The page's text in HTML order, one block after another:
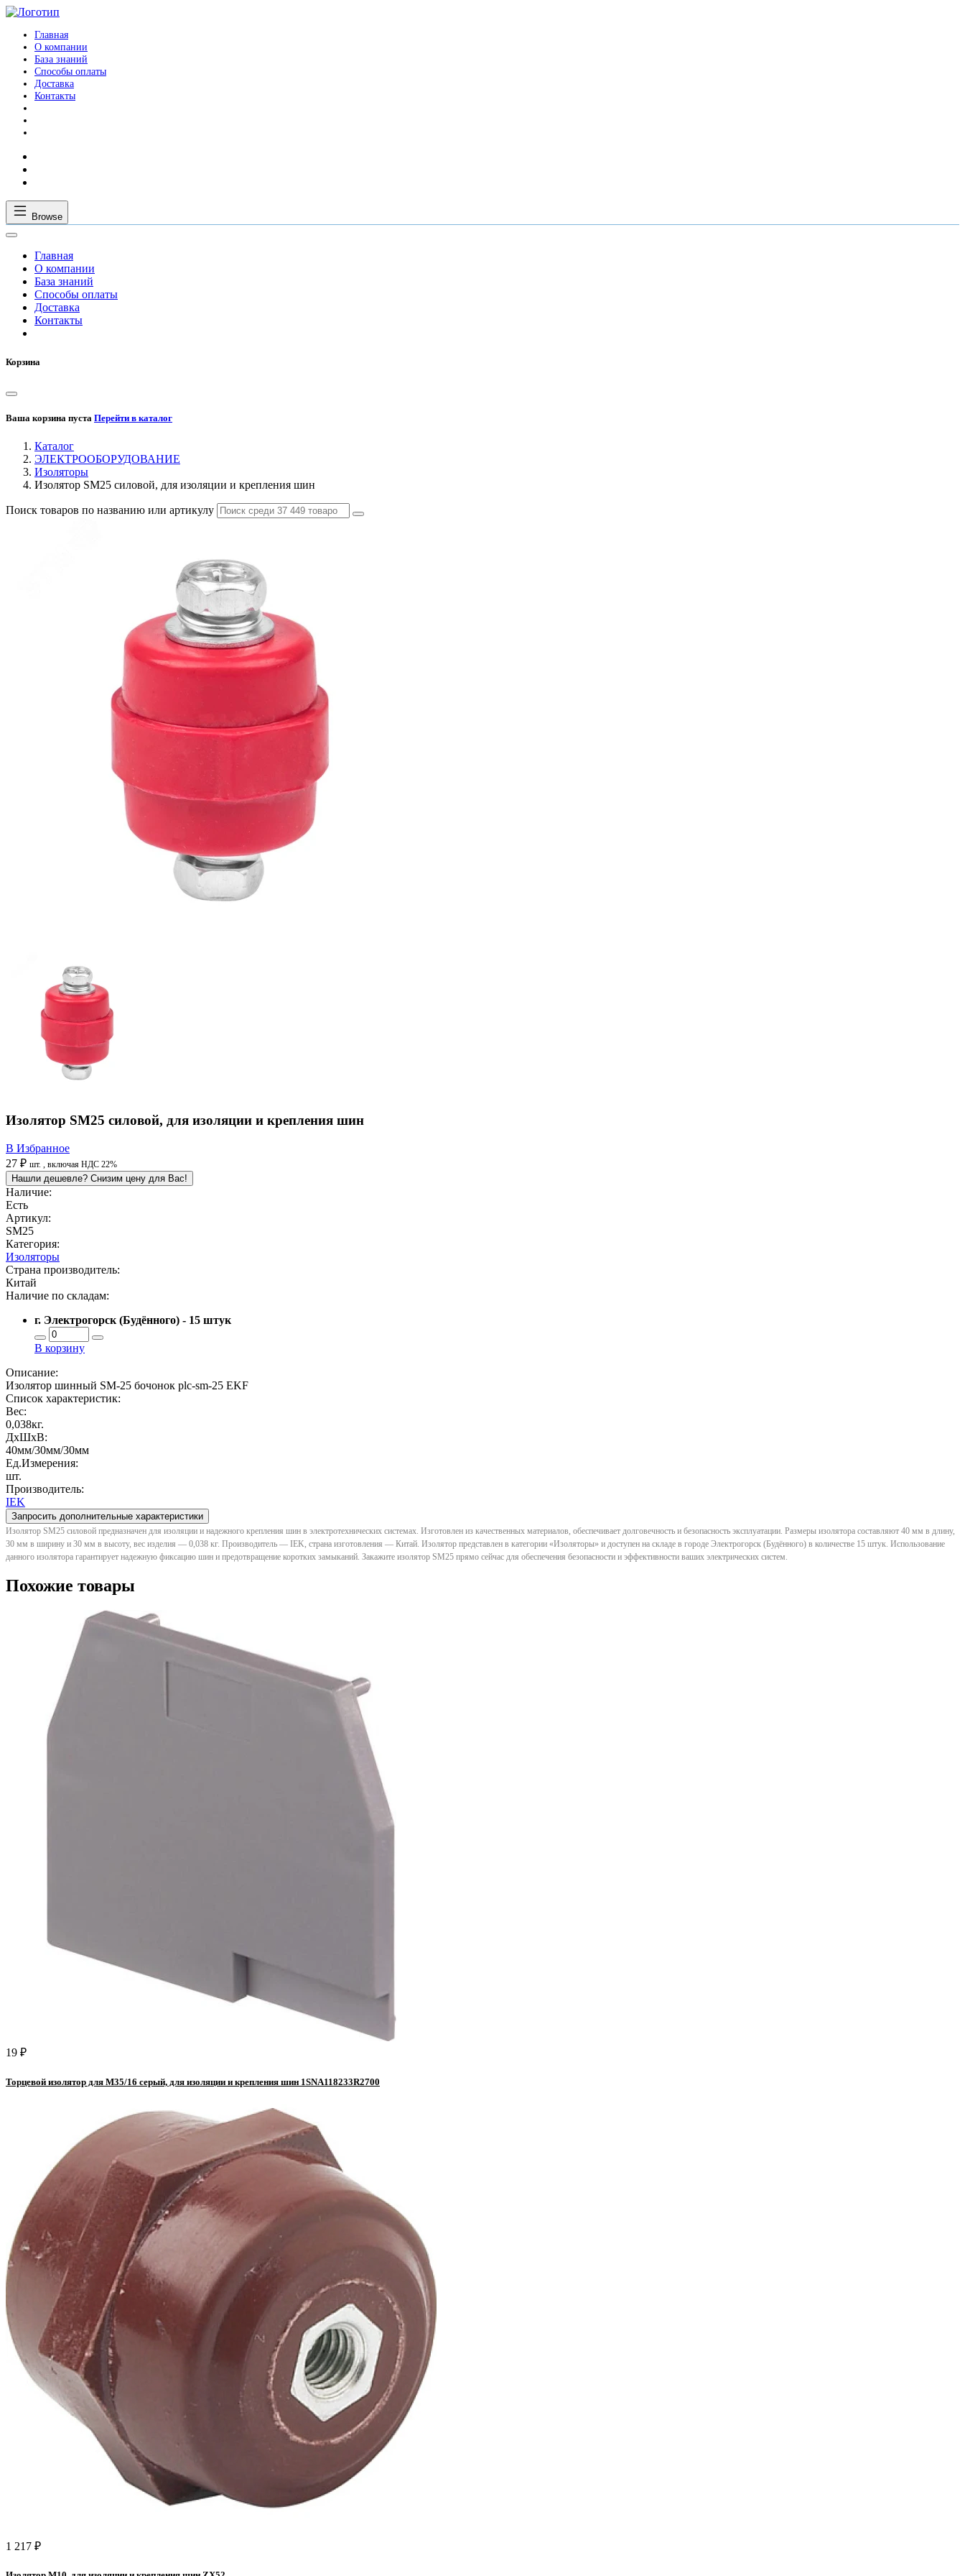
Главная
О компании
База знаний
Способы оплаты
Доставка
Контакты
Browse
Главная
О компании
База знаний
Способы оплаты
Доставка
Контакты
Корзина
Ваша корзина пуста Перейти в каталог
Каталог
ЭЛЕКТРООБОРУДОВАНИЕ
Изоляторы
Изолятор SM25 силовой, для изоляции и крепления шин
Поиск товаров по названию или артикулу
Изолятор SM25 силовой, для изоляции и крепления шин
В Избранное
27 ₽ шт. , включая НДС 22%
Нашли дешевле? Снизим цену для Вас!
Наличие:
Есть
Артикул:
SM25
Категория:
Изоляторы
Страна производитель:
Китай
Наличие по складам:
г. Электрогорск (Будённого) - 15 штук
В корзину
Описание:
Изолятор шинный SM-25 бочонок plc-sm-25 EKF
Список характеристик:
Вес:
0,038кг.
ДxШxВ:
40мм/30мм/30мм
Ед.Измерения:
шт.
Производитель:
IEK
Запросить дополнительные характеристики
Изолятор SM25 силовой предназначен для изоляции и надежного крепления шин в электротехнических системах. Изготовлен из качественных материалов, обеспечивает долговечность и безопасность эксплуатации. Размеры изолятора составляют 40 мм в длину,
30 мм в ширину и 30 мм в высоту, вес изделия — 0,038 кг. Производитель — IEK, страна изготовления — Китай. Изолятор представлен в категории «Изоляторы» и доступен на складе в городе Электрогорск (Будённого) в количестве 15 штук. Использование
данного изолятора гарантирует надежную фиксацию шин и предотвращение коротких замыканий. Закажите изолятор SM25 прямо сейчас для обеспечения безопасности и эффективности ваших электрических систем.
Похожие товары
19 ₽
Торцевой изолятор для М35/16 серый, для изоляции и крепления шин 1SNA118233R2700
1 217 ₽